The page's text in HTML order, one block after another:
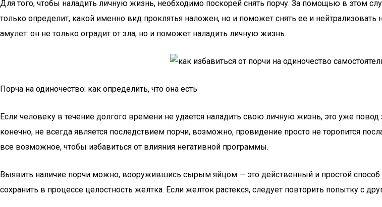
Для того, чтобы наладить личную жизнь, необходимо поскорей снять порчу. За помощью в этом
только определит, какой именно вид проклятья наложен, но и поможет снять ее и
амулет: он не только оградит от зла, но и поможет наладить личную жизнь.
Порча на одиночество: как определить, что она есть
Если человеку в течение долгого времени не удается наладить свою личную жизнь, это уже
конечно, не всегда является последствием порчи, возможно, провидение просто не торопится
все возможное, чтобы избавиться от влияния негативной программы.
Выявить наличие порчи можно, вооружившись сырым яйцом — это действенный и простой способ
сохранить в процессе целостность желтка. Если желток растекся, следует повторить попытку с